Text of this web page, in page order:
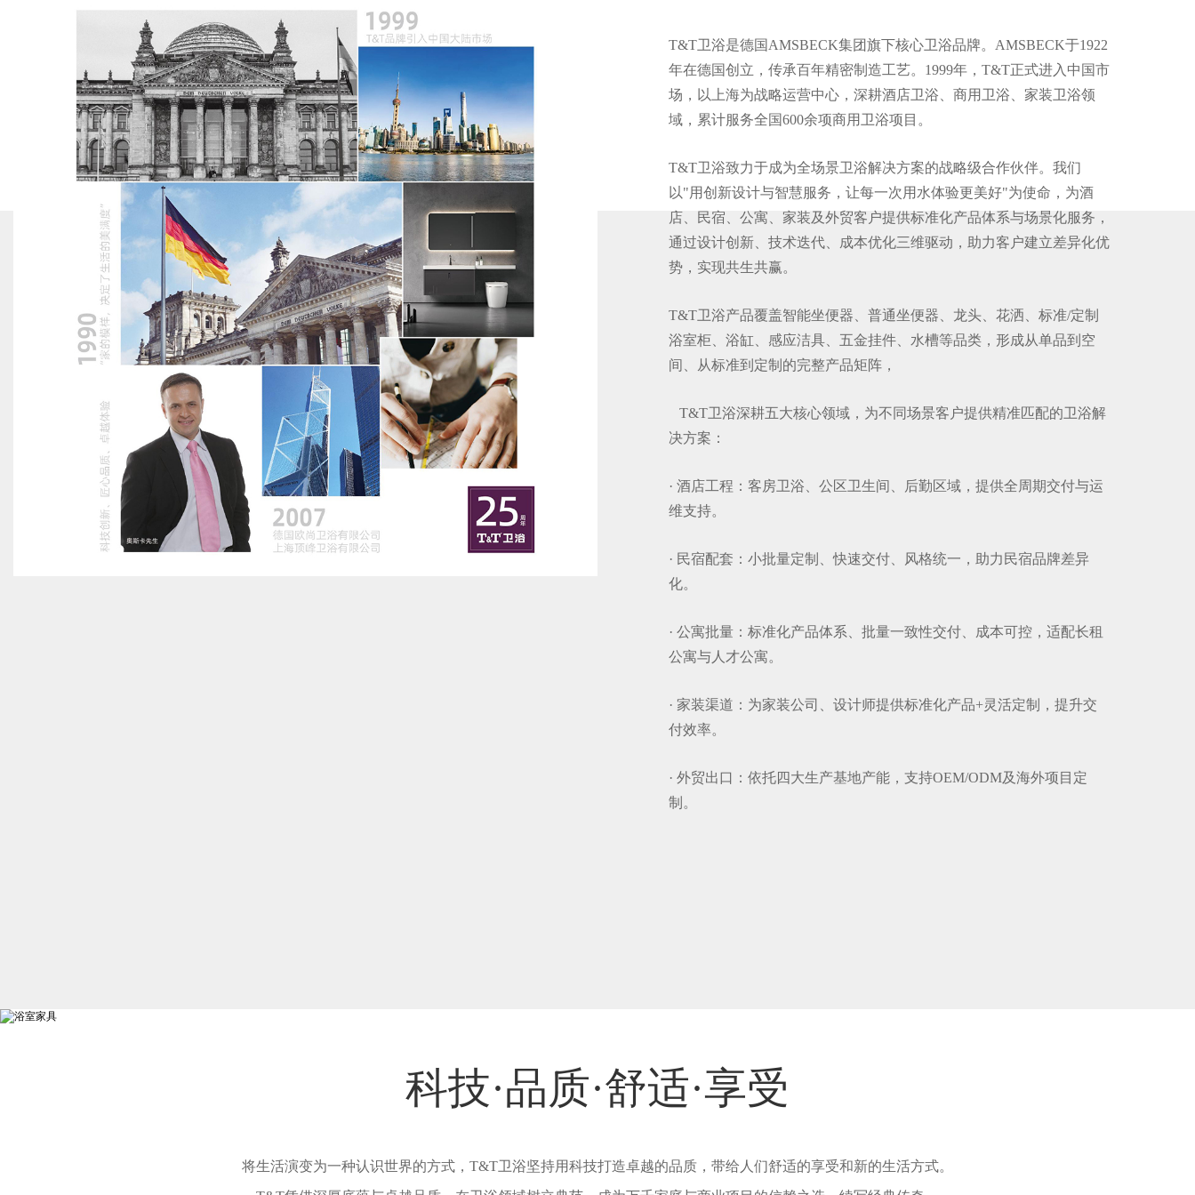
T&T卫浴是德国AMSBECK集团旗下核心卫浴品牌。AMSBECK于1922
年在德国创立，传承百年精密制造工艺。1999年，T&T正式进入中国市
场，以上海为战略运营中心，深耕酒店卫浴、商用卫浴、家装卫浴领
域，累计服务全国600余项商用卫浴项目。
T&T卫浴致力于成为全场景卫浴解决方案的战略级合作伙伴。我们
以"用创新设计与智慧服务，让每一次用水体验更美好"为使命，为酒
店、民宿、公寓、家装及外贸客户提供标准化产品体系与场景化服务，
通过设计创新、技术迭代、成本优化三维驱动，助力客户建立差异化优
势，实现共生共赢。
T&T卫浴产品覆盖智能坐便器、普通坐便器、龙头、花洒、标准/定制
浴室柜、浴缸、感应洁具、五金挂件、水槽等品类，形成从单品到空
间、从标准到定制的完整产品矩阵，
T&T卫浴深耕五大核心领域，为不同场景客户提供精准匹配的卫浴解
决方案：
· 酒店工程：客房卫浴、公区卫生间、后勤区域，提供全周期交付与运
维支持。
· 民宿配套：小批量定制、快速交付、风格统一，助力民宿品牌差异
化。
· 公寓批量：标准化产品体系、批量一致性交付、成本可控，适配长租
公寓与人才公寓。
· 家装渠道：为家装公司、设计师提供标准化产品+灵活定制，提升交
付效率。
· 外贸出口：依托四大生产基地产能，支持OEM/ODM及海外项目定
制。
科技·品质·舒适·享受
将生活演变为一种认识世界的方式，T&T卫浴坚持用科技打造卓越的品质，带给人们舒适的享受和新的生活方式。